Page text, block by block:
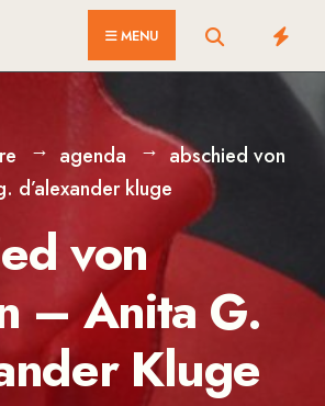
MENU
agenda
abschied von
d’alexander kluge
von
– Anita G.
Kluge